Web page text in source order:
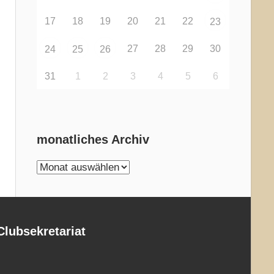
17 18 19 20 21 22 23
24 25 26 27 28 29 30
31 1 2 3 4 5 6
monatliches Archiv
monatliches